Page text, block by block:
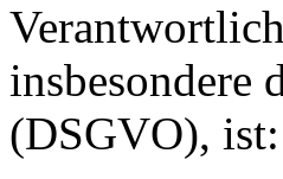
insbesondere
(DSGVO), ist: